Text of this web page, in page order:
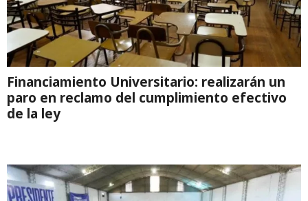
Financiamiento Universitario: realizarán un
paro en reclamo del cumplimiento efectivo
de la ley